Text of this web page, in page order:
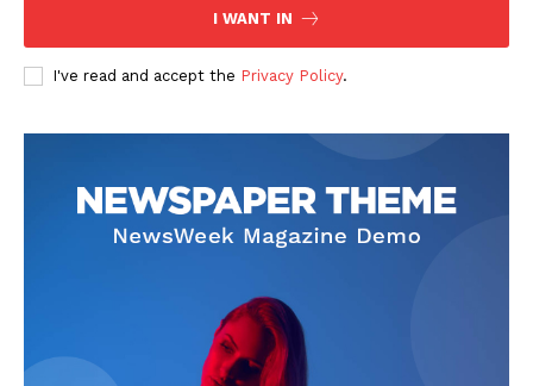
I WANT IN
I've read and accept the Privacy Policy.